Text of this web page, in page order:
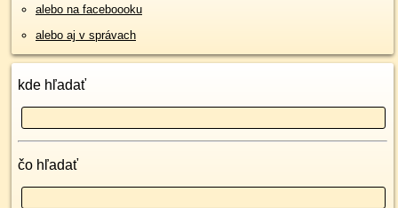
alebo na faceboooku
alebo aj v správach
kde hľadať
čo hľadať